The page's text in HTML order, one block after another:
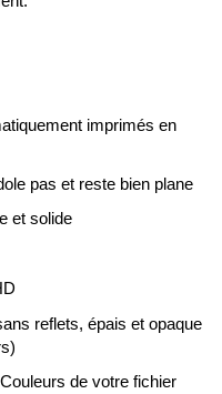
imprimés en
pas et reste bien plane
et solide
reflets, épais et opaque
de votre fichier